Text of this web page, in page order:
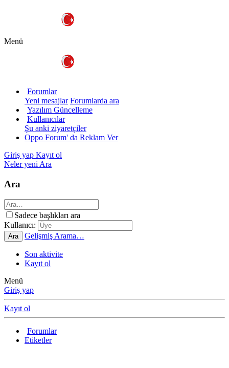
Menü
Forumlar
Yeni mesajlar Forumlarda ara
Yazılım Güncelleme
Kullanıcılar
Şu anki ziyaretçiler
Oppo Forum' da Reklam Ver
Giriş yap Kayıt ol
Neler yeni Ara
Ara
Sadece başlıkları ara
Kullanıcı:
Ara Gelişmiş Arama…
Son aktivite
Kayıt ol
Menü
Giriş yap
Kayıt ol
Forumlar
Etiketler